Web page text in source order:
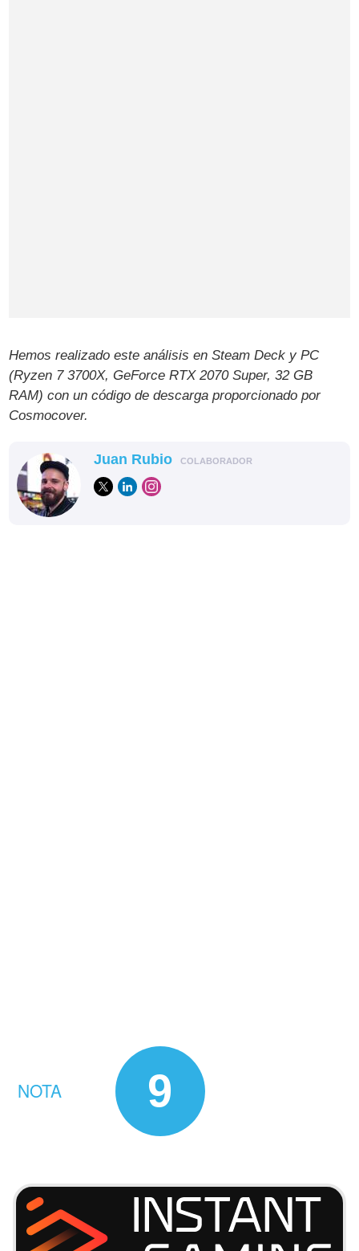
Hemos realizado este análisis en Steam Deck y PC
(Ryzen 7 3700X, GeForce RTX 2070 Super, 32 GB
RAM) con un código de descarga proporcionado por
Cosmocover.
Juan Rubio COLABORADOR
NOTA 9